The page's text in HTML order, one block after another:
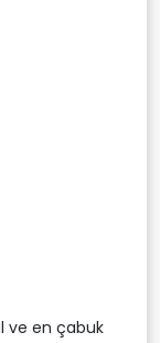
ve en çabuk